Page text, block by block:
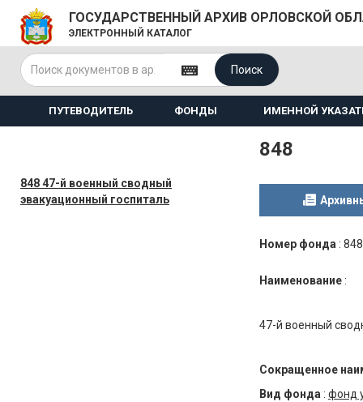
ГОСУДАРСТВЕННЫЙ АРХИВ ОРЛОВСКОЙ
ЭЛЕКТРОННЫЙ КАТАЛОГ
Поиск
ПУТЕВОДИТЕЛЬ ФОНДЫ ИМЕННОЙ
848 47-й военный сводный
эвакуационный госпиталь
848
Номер фонда : 848
Наименование :
47-й военный
Сокращенное
Вид фонда : фонд